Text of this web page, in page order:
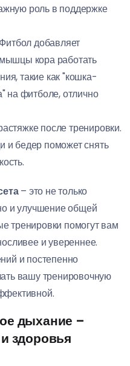
роль в поддержке
добавляет
кора работать
такие как "кошка-
на фитболе, отлично
после тренировки.
и бедер поможет снять
– это не только
и улучшение общей
тренировки помогут вам
и увереннее.
и постепенно
вашу тренировочную
дыхание –
здоровья